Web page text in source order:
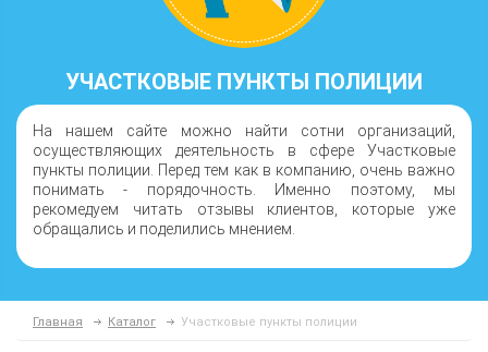
УЧАСТКОВЫЕ ПУНКТЫ ПОЛИЦИИ
На нашем сайте можно найти сотни организаций,
осуществляющих деятельность в сфере Участковые
пункты полиции. Перед тем как в компанию, очень важно
понимать - порядочность. Именно поэтому, мы
рекомедуем читать отзывы клиентов, которые уже
обращались и поделились мнением.
Главная Каталог Участковые пункты полиции